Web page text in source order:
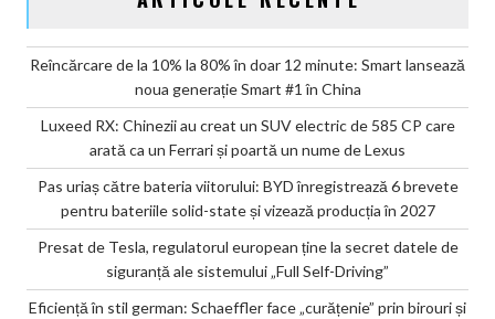
Reîncărcare de la 10% la 80% în doar 12 minute: Smart lansează
noua generație Smart #1 în China
Luxeed RX: Chinezii au creat un SUV electric de 585 CP care
arată ca un Ferrari și poartă un nume de Lexus
Pas uriaș către bateria viitorului: BYD înregistrează 6 brevete
pentru bateriile solid-state și vizează producția în 2027
Presat de Tesla, regulatorul european ține la secret datele de
siguranță ale sistemului „Full Self-Driving”
Eficiență în stil german: Schaeffler face „curățenie” prin birouri și